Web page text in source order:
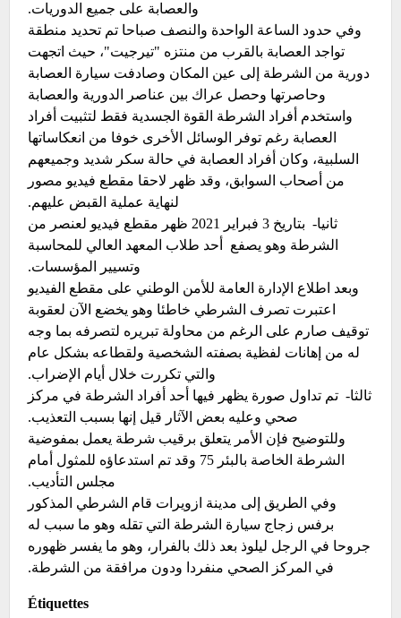
والعصابة على جميع الدوريات.
وفي حدود الساعة الواحدة والنصف صباحا تم تحديد منطقة
تواجد العصابة بالقرب من منتزه "تيرجيت"، حيث اتجهت
دورية من الشرطة إلى عين المكان وصادفت سيارة العصابة
وحاصرتها وحصل عراك بين عناصر الدورية والعصابة
واستخدم أفراد الشرطة القوة الجسدية فقط لتثبيت أفراد
العصابة رغم توفر الوسائل الأخرى خوفا من انعكاساتها
السلبية، وكان أفراد العصابة في حالة سكر شديد وجميعهم
من أصحاب السوابق، وقد ظهر لاحقا مقطع فيديو مصور
لنهاية عملية القبض عليهم.
ثانيا- بتاريخ 3 فبراير 2021 ظهر مقطع فيديو لعنصر من
الشرطة وهو يصفع أحد طلاب المعهد العالي للمحاسبة
وتسيير المؤسسات.
وبعد اطلاع الإدارة العامة للأمن الوطني على مقطع الفيديو
اعتبرت تصرف الشرطي خاطئا وهو يخضع الآن لعقوبة
توقيف صارم على الرغم من محاولة تبريره لتصرفه بما وجه
له من إهانات لفظية بصفته الشخصية ولقطاعه بشكل عام
والتي تكررت خلال أيام الإضراب.
ثالثا- تم تداول صورة يظهر فيها أحد أفراد الشرطة في مركز
صحي وعليه بعض الآثار قيل إنها بسبب التعذيب.
وللتوضيح فإن الأمر يتعلق برقيب شرطة يعمل بمفوضية
الشرطة الخاصة بالبئر 75 وقد تم استدعاؤه للمثول أمام
مجلس التأديب.
وفي الطريق إلى مدينة ازويرات قام الشرطي المذكور
برفس زجاج سيارة الشرطة التي تقله وهو ما سبب له
جروحا في الرجل ليلوذ بعد ذلك بالفرار، وهو ما يفسر ظهوره
في المركز الصحي منفردا ودون مرافقة من الشرطة.
Étiquettes